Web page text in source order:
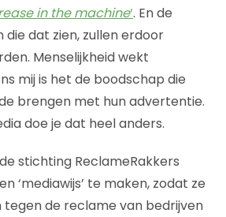
in the machine‘. En de
dat zien, zullen erdoor
Menselijkheid wekt
mij is het de boodschap die
brengen met hun advertentie.
doe je dat heel anders.
stichting ReclameRakkers
‘mediawijs’ te maken, zodat ze
de reclame van bedrijven